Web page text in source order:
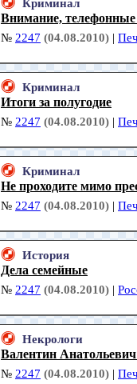
Криминал
Внимание,
№ 2247 (04.08.2010) |
Криминал
Итоги за полугодие
№ 2247 (04.08.2010) |
Криминал
Не проходите мимо
№ 2247 (04.08.2010) |
История
Дела семейные
№ 2247 (04.08.2010) |
Некрологи
Валентин
№ 2247 (04.08.2010) |